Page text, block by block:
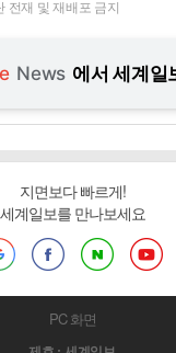
재 및 재배포 금지
e News 에서 세계일
지면보다 빠르게!
세계일보를 만나보세요
PC 화면